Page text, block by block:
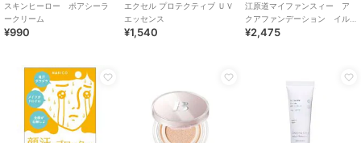
スキンヒーロー ポアシーラ
ークリーム
¥990
エクセル プロテクティブ ＵＶ
エッセンス
¥1,540
江原道マイファンスィー ア
クアファンデーション イル
ミネーターIL00（ホワイト）
¥2,475